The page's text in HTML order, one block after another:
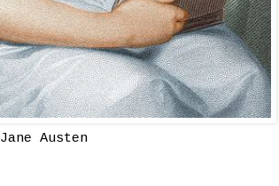
Jane Austen